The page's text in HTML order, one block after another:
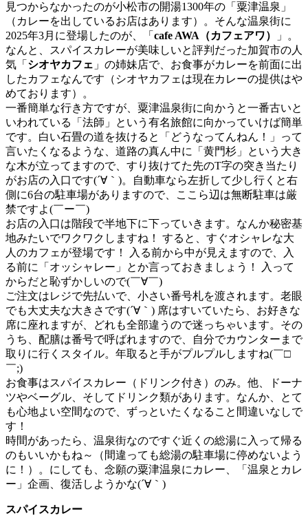
見つからなかったのが小松市の開湯1300年の「粟津温泉」
（カレーを出しているお店はあります）。そんな温泉街に
2025年3月に登場したのが、「 cafe AWA（カフェアワ）
」。
なんと、スパイスカレーが美味しいと評判だった加賀市の人
気「 シオヤカフェ 」の姉妹店で、お食事がカレーを前面に出
したカフェなんです（シオヤカフェは現在カレーの提供はや
めております）。
一番簡単な行き方ですが、粟津温泉街に向かうと一番古いと
いわれている「法師」という有名旅館に向かっていけば簡単
です。白い石畳の道を抜けると「どうなってんねん！」って
言いたくなるような、道路の真ん中に「黄門杉」という大き
な木が立ってますので、すり抜けてた先のT字の突き当たり
がお店の入口です(´∀｀)。自動車なら左折して少し行くと右
側に6台の駐車場がありますので、ここら辺は無断駐車は厳
禁ですよ(￣ー￣)
お店の入口は階段で半地下に下っていきます。なんか秘密基
地みたいでワクワクしますね！ すると、すぐオシャレな大
人のカフェが登場です！ 入る前から中が見えますので、入
る前に「オッシャレー」とか言っておきましょう！ 入って
からだと恥ずかしいので(￣∀￣)
ご注文はレジで先払いで、小さい番号札を渡されます。老眼
でも大丈夫な大きさです(´∀｀) 席はすいていたら、お好きな
席に座れますが、どれも全部違うので迷っちゃいます。その
うち、配膳は番号で呼ばれますので、自分でカウンターまで
取りに行くスタイル。年取ると手がプルプルしますね(￣□
￣;)
お食事はスパイスカレー（ドリンク付き）のみ。他、ドーナ
ツやベーグル、そしてドリンク類があります。なんか、とて
も心地よい空間なので、ずっといたくなること間違いなしで
す！
時間があったら、温泉街なのですぐ近くの総湯に入って帰る
のもいいかもね～（間違っても総湯の駐車場に停めないよう
に！）。にしても、念願の粟津温泉にカレー、「温泉とカレ
ー」企画、復活しようかな(´∀｀)
スパイスカレー